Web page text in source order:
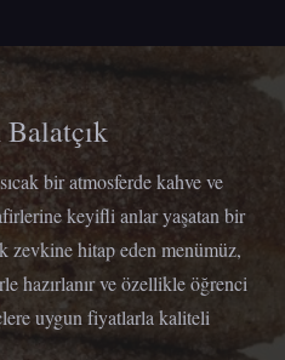
bir atmosferde kahve ve
keyifli anlar yaşatan bir
zevkine hitap eden menümüz,
hazırlanır ve özellikle öğrenci
uygun fiyatlarla kaliteli